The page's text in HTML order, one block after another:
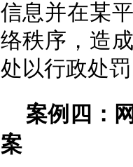
信息并在某
络秩序，造
处以行政处
案例四：
案